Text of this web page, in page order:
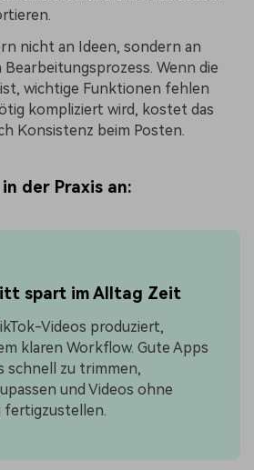
nicht an Ideen, sondern an
Wenn die
wichtige Funktionen fehlen
kompliziert wird, kostet das
Konsistenz beim Posten.
der Praxis an:
spart im Alltag Zeit
Videos produziert,
klaren Workflow. Gute Apps
schnell zu trimmen,
und Videos ohne
fertigzustellen.